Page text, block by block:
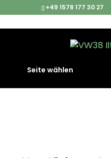
+49 1578 177 30 27
Seite wählen
VW Iltis Modell Bombardier